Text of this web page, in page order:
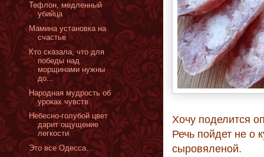
Хочу поделится
Речь пойдет не о
сыровяленой.
Тефлон, медленный
убийца
Мамина установка на
счастье
Кто сказала, что для
победы над
морщинами нужны
до...
Народная мудрость об
уроках чувств
Небесно-голубой цвет
дарит ощущение
легкости
Это все Одесса…